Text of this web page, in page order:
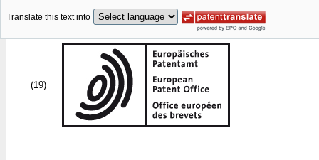
Translate this text into
(19)